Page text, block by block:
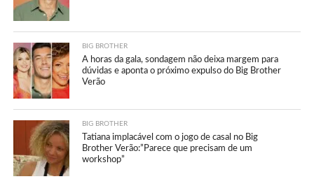
BIG BROTHER
A horas da gala, sondagem não deixa margem para
dúvidas e aponta o próximo expulso do Big Brother
Verão
BIG BROTHER
Tatiana implacável com o jogo de casal no Big
Brother Verão:”Parece que precisam de um
workshop”